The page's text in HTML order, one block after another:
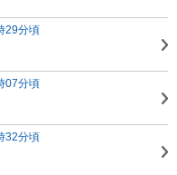
29分頃
07分頃
32分頃